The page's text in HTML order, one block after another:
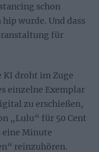
schon
wurde. Und dass
für
KI droht im Zuge
einzelne Exemplar
zu erschießen,
„Lulu“ für 50 Cent
eine Minute
reinzuhören.